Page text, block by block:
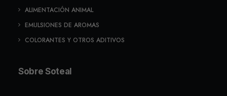
ALIMENTACIÓN ANIMAL
EMULSIONES DE AROMAS
COLORANTES Y OTROS ADITIVOS
Sobre Soteal